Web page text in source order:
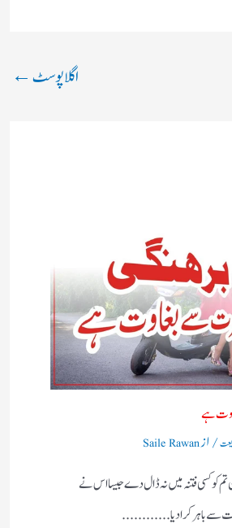
اگلا پوسٹ←
ہے
/ ازSaile Rawan
کو کسی فتنہ میں نہ ڈال دے جیسا اس نے
سے باہر کرادیا............